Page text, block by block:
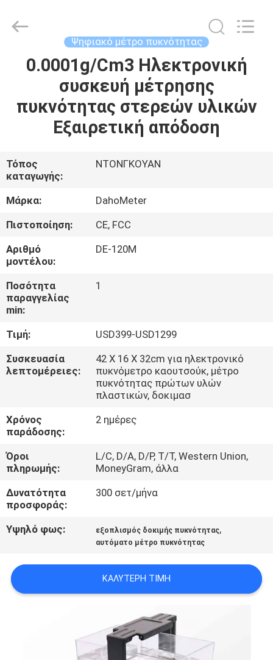
ΣΠΊΤΙ
ΠΡΟΪΌΝΤΑ
ΠΕΡΊΠΟΥ
ΕΜΕΊΣ
ΓΎΡΟΣ
ΕΡΓΟΣΤΑΣΊΩΝ
ΠΟΙΟΤΙΚΌΣ
ΈΛΕΓΧΟΣ
ΕΛΆΤΕ
ΣΕ
ΕΠΑΦΉ
ΖΗΤΉΣΤΕ
ΈΝΑ
ΑΠΌΣΠΑΣΜΑ
SITEMAP
PRIVACY
POLICY
Reserved.
Developed
Ψηφιακό μέτρο πυκνότητας
0.0001g/Cm3 Ηλεκτρονική
συσκευή μέτρησης
πυκνότητας στερεών υλικών
Εξαιρετική απόδοση
Τόπος
καταγωγής:
ΝΤΟΝΓΚΟΥΑΝ
Μάρκα:
DahoMeter
Πιστοποίηση:
CE, FCC
Αριθμό
μοντέλου:
DE-120M
Ποσότητα
παραγγελίας
min:
1
Τιμή:
USD399-USD1299
Συσκευασία
λεπτομέρειες:
42 X 16 X 32cm για ηλεκτρονικό
πυκνόμετρο καουτσούκ, μέτρο
πυκνότητας πρώτων υλών
πλαστικών, δοκιμασ
Χρόνος
παράδοσης:
2 ημέρες
Όροι
πληρωμής:
L/C, D/A, D/P, T/T, Western Union,
MoneyGram, άλλα
Δυνατότητα
προσφοράς:
300 σετ/μήνα
Υψηλό φως: εξοπλισμός δοκιμής πυκνότητας,
αυτόματο μέτρο πυκνότητας
ΚΑΛΎΤΕΡΗ ΤΙΜΉ